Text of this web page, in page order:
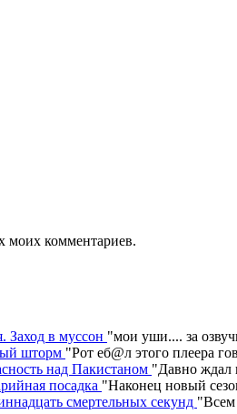
моих комментариев.
Заход в муссон "мои уши.... за
шторм "Рот еб@л этого плеера
над Пакистаном "Давно ждал
посадка "Наконец новый
смертельных секунд "Всем